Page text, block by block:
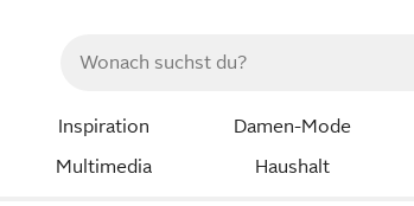
Inspiration Damen-Mode
Multimedia
Haushalt